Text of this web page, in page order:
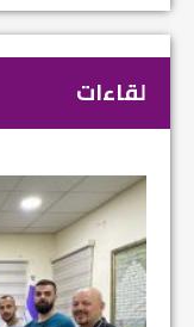
لقاءات